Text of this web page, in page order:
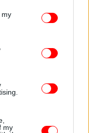
You may click to
third-party tags to
in below Google
my
myτουριστικών